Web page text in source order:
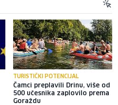
TURISTIČKI POTENCIJAL
Čamci preplavili Drinu, više od
500 učesnika zaplovilo prema
Goraždu